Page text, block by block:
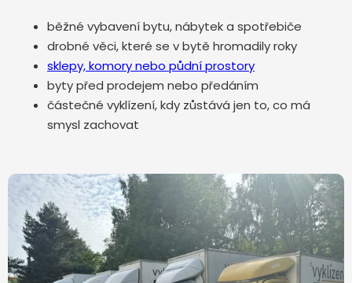
běžné vybavení bytu, nábytek a spotřebiče
drobné věci, které se v bytě hromadily roky
sklepy, komory nebo půdní prostory
byty před prodejem nebo předáním
částečné vyklízení, kdy zůstává jen to, co má
smysl zachovat